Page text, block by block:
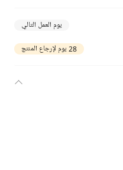
يوم العمل التالي
28 يوم لإرجاع المنتج